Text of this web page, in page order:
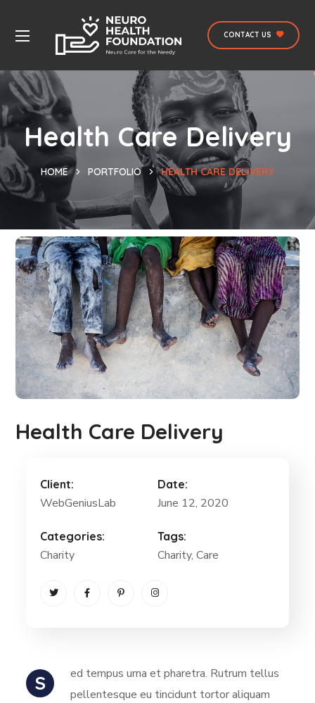
CONTACT US
Health Care Delivery
HOME PORTFOLIO HEALTH CARE DELIVERY
Health Care Delivery
S
ed tempus urna et pharetra. Rutrum tellus
pellentesque eu tincidunt tortor aliquam
Client:
WebGeniusLab
Date:
June 12, 2020
Categories:
Charity
Tags:
Charity, Care